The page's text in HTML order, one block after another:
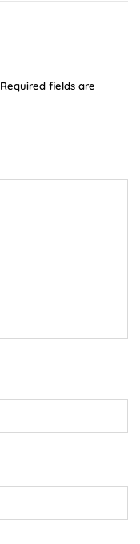
Required fields are